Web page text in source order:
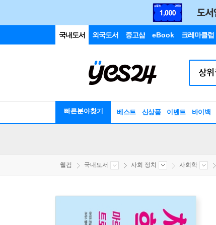
국내도서 외국도서 중고샵 eBook 크레마클럽
빠른분야찾기 베스트 신상품 이벤트 바이백
웰컴 국내도서 사회 정치 사회학